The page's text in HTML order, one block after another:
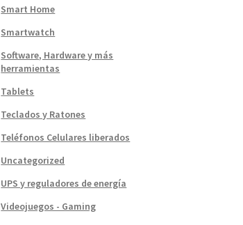
Smart Home
Smartwatch
Software, Hardware y más
herramientas
Tablets
Teclados y Ratones
Teléfonos Celulares liberados
Uncategorized
UPS y reguladores de energía
Videojuegos - Gaming